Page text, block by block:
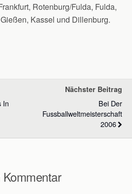
Rotenburg/Fulda, Fulda,
Kassel und Dillenburg.
In
Nächster Beitrag
Bei Der
Fussballweltmeisterschaft
2006